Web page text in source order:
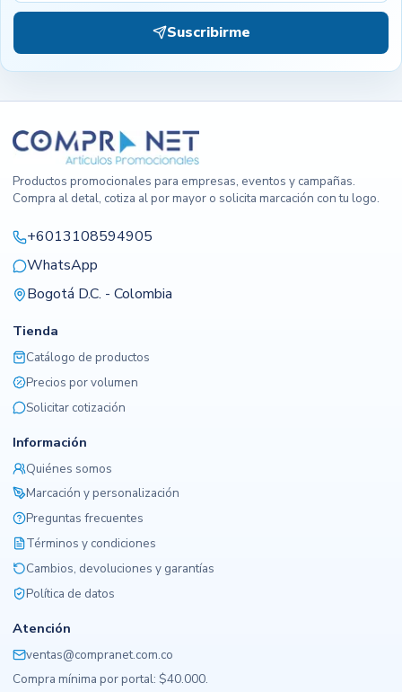
Suscribirme
Productos promocionales para empresas, eventos y campañas.
Compra al detal, cotiza al por mayor o solicita marcación con tu logo.
+6013108594905
WhatsApp
Bogotá D.C. - Colombia
Tienda
Catálogo de productos
Precios por volumen
Solicitar cotización
Información
Quiénes somos
Marcación y personalización
Preguntas frecuentes
Términos y condiciones
Cambios, devoluciones y garantías
Política de datos
Atención
ventas@compranet.com.co
Compra mínima por portal: $40.000.